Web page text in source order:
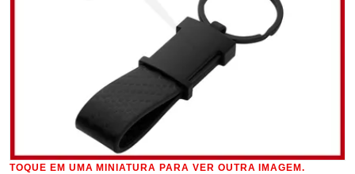
TOQUE EM UMA MINIATURA PARA VER OUTRA IMAGEM.